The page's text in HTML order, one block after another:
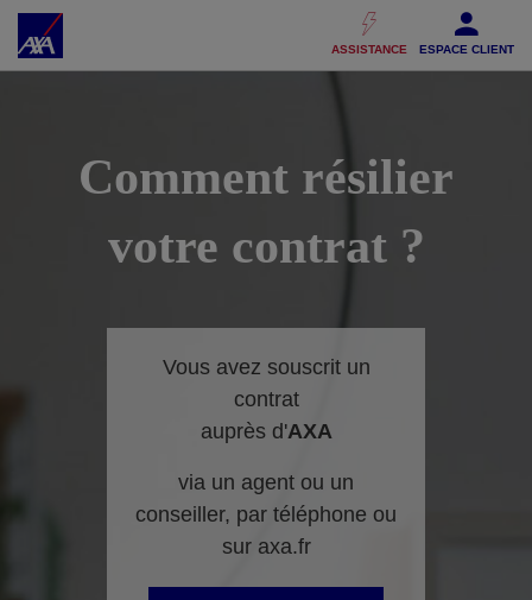
Accéder au Contenu Accéder au Pied de page
ASSISTANCE ESPACE CLIENT
Comment résilier
votre contrat ?
Vous avez souscrit un
contrat
auprès d'AXA
via un agent ou un
conseiller, par téléphone ou
sur axa.fr